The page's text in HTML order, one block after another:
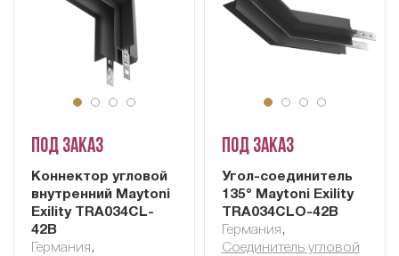
Под заказ
Коннектор угловой
внутренний Maytoni
Exility TRA034CL-
42B
Германия ,
Под заказ
Угол-соединитель
135° Maytoni Exility
TRA034CLO-42B
Германия ,
Соединитель угловой